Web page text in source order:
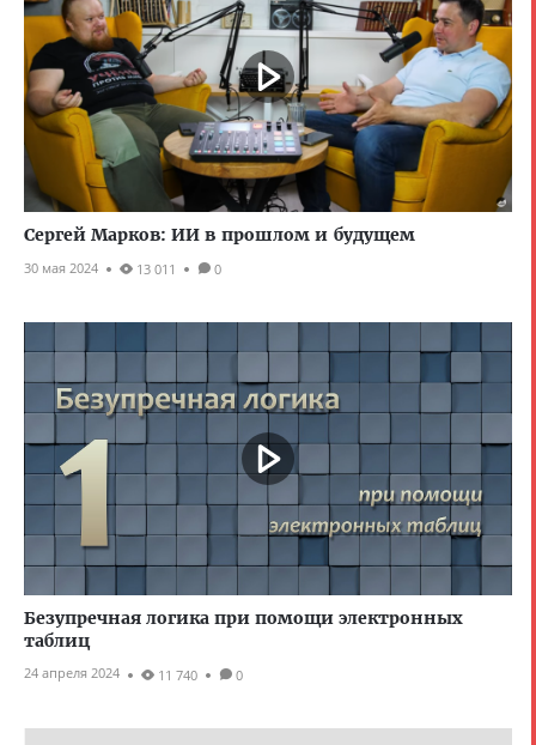
Сергей Марков: ИИ в прошлом и будущем
30 мая 2024 13 011 0
Безупречная логика при помощи электронных
таблиц
24 апреля 2024 11 740 0